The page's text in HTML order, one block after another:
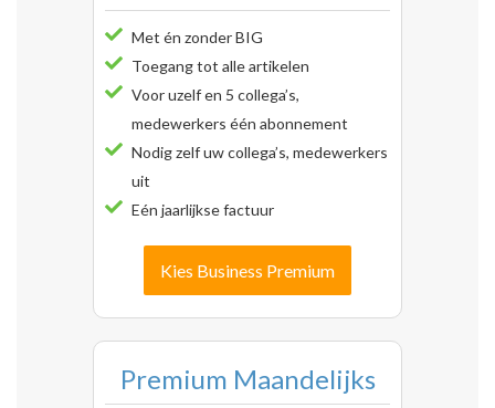
Met én zonder BIG
Toegang tot alle artikelen
Voor uzelf en 5 collega’s,
medewerkers één abonnement
Nodig zelf uw collega’s, medewerkers
uit
Eén jaarlijkse factuur
Kies Business Premium
Premium Maandelijks